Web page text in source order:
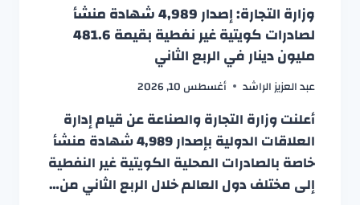
وزارة التجارة: إصدار 4,989 شهادة منشأ
لصادرات كويتية غير نفطية بقيمة 481.6
مليون دينار في الربع الثاني
عبد العزيز الراشد أغسطس 10, 2026
أعلنت وزارة التجارة والصناعة عن قيام إدارة
العلاقات الدولية بإصدار 4,989 شهادة منشأ
خاصة بالصادرات المحلية الكويتية غير النفطية
إلى مختلف دول العالم خلال الربع الثاني من…